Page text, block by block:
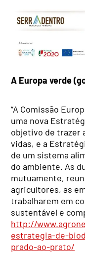
A Europa verde
“A Comissão
uma nova
objetivo de trazer
vidas, e a
de um sistema
do ambiente. As
mutuamente,
agricultores, as
trabalharem em
sustentável e
http://
estrategia-de-
prado-ao-prato/